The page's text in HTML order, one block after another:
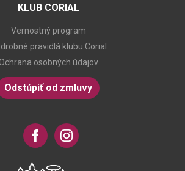
KLUB CORIAL
Vernostný program
pravidlá klubu Corial
Ochrana osobných údajov
Odstúpiť od zmluvy